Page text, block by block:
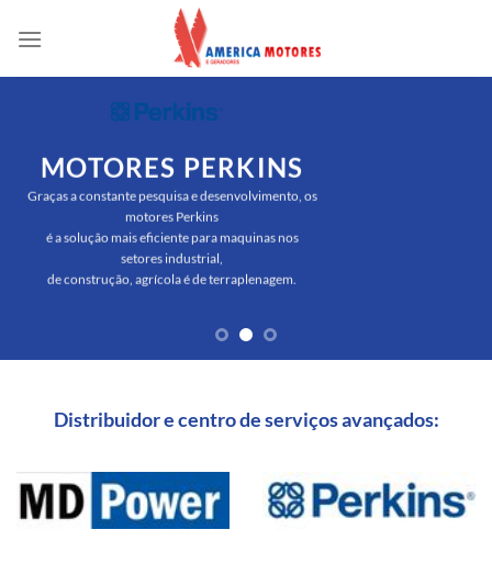
MOTORES PERKINS
Graças a constante pesquisa e desenvolvimento, os
motores Perkins
é a solução mais eficiente para maquinas nos
setores industrial,
de construção, agrícola é de terraplenagem.
Distribuidor e centro de serviços avançados: